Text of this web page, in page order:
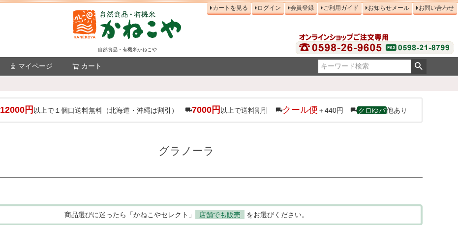
自然食品・有機米かねこや
カートを見る ログイン 会員登録 ご利用ガイド お知らせメール お問い合わせ
マイページ カート
12000円 以上で１個口送料無料（北海道・沖縄は割引） 7000円 以上で送料割引 クール便 ＋440円 クロゆパ他あり
グラノーラ
商品選びに迷ったら「かねこやセレクト」 店舗でも販売 をお選びください。